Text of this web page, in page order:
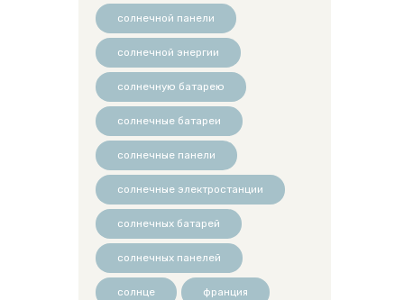
солнечной панели
солнечной энергии
солнечную батарею
солнечные батареи
солнечные панели
солнечные электростанции
солнечных батарей
солнечных панелей
солнце франция